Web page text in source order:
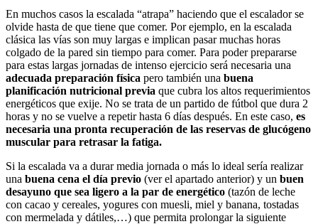
En muchos casos la escalada “atrapa” haciendo que el escalador se
olvide hasta de que tiene que comer. Por ejemplo, en la escalada
clásica las vías son muy largas e implican pasar muchas horas
colgado de la pared sin tiempo para comer. Para poder prepararse
para estas largas jornadas de intenso ejercicio será necesaria una
adecuada preparación física pero también una buena
planificación nutricional previa que cubra los altos requerimientos
energéticos que exije. No se trata de un partido de fútbol que dura 2
horas y no se vuelve a repetir hasta 6 días después. En este caso, es
necesaria una pronta recuperación de las reservas de glucógeno
muscular para retrasar la fatiga.
Si la escalada va a durar media jornada o más lo ideal sería realizar
una buena cena el día previo (ver el apartado anterior) y un buen
desayuno que sea ligero a la par de energético (tazón de leche
con cacao y cereales, yogures con muesli, miel y banana, tostadas
con mermelada y dátiles,…) que permita prolongar la siguiente